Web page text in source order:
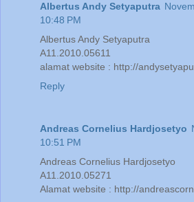
Albertus Andy Setyaputra
10:48 PM
Albertus Andy Setyaputra
A11.2010.05611
alamat website : http://
Reply
Andreas Cornelius Hardjosetyo
10:51 PM
Andreas Cornelius Hardjosetyo
A11.2010.05271
Alamat website : http://